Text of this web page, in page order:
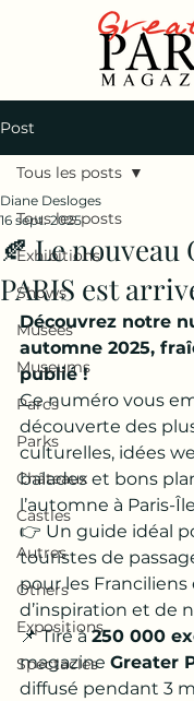
Post
Tous les posts
Exhibitions
Shows
Musées
Museums
Parcs
Parks
Châteaux
Castles
Autres
Others
Expositions
Spectacles
Tous les posts
🍂 Le nouveau
PARIS est
Diane Desloges
16 sept. 2025
Découvrez notre
automne 2025,
publié !
Ce numéro vous
découverte des
culturelles, idées
balades et bons
l’automne à Paris-
👉 Un guide idéal
touristes de
pour les
d’inspiration et de
📌 Tiré à 250 000
magazine Greater
diffusé pendant 3